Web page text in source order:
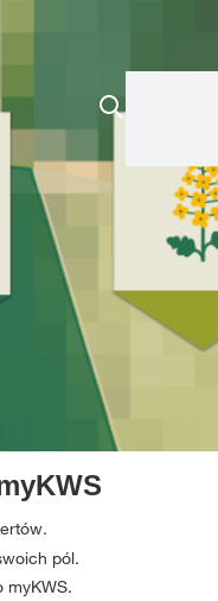
pól.
myKWS.